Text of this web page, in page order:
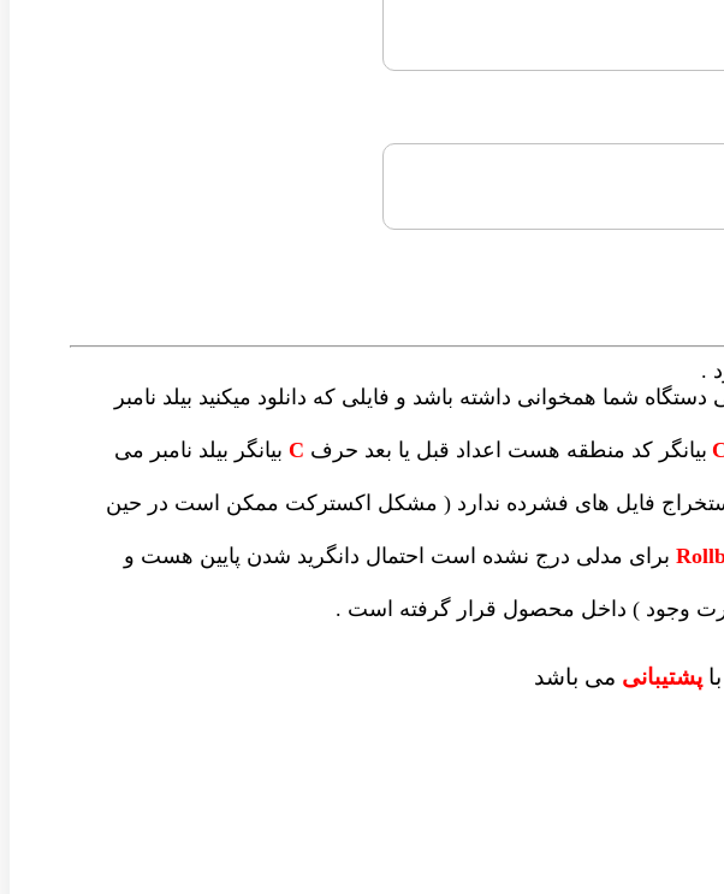
.
شما همخوانی داشته باشد و فایلی که دانلود میکنید بیلد نامبر
بیانگر کد منطقه هست اعداد قبل یا بعد حرف C بیانگر بیلد نامبر می
فایل های فشرده ندارد ( مشکل اکسترکت ممکن است در حین
برای مدلی درج نشده است احتمال دانگرید شدن پایین هست و
وجود ) داخل محصول قرار گرفته است .
پشتیبانی می باشد